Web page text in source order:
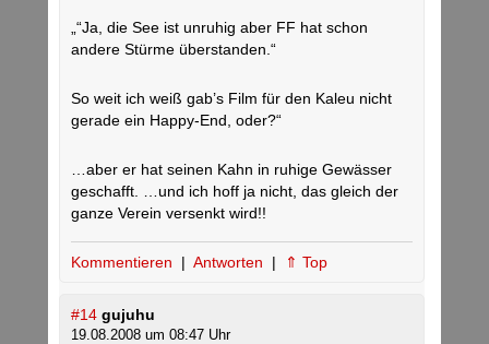
„“Ja, die See ist unruhig aber FF hat schon
andere Stürme überstanden.“
So weit ich weiß gab’s Film für den Kaleu nicht
gerade ein Happy-End, oder?“
…aber er hat seinen Kahn in ruhige Gewässer
geschafft. …und ich hoff ja nicht, das gleich der
ganze Verein versenkt wird!!
Kommentieren | Antworten | ⇑ Top
#14 gujuhu
19.08.2008 um 08:47 Uhr